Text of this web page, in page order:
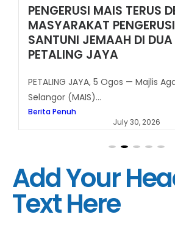
PENGERUSI MAIS TERUS
MASYARAKAT
SANTUNI JEMAAH DI
PETALING JAYA
PETALING JAYA, 5 Ogos — Majlis
Selangor (MAIS)...
Berita Penuh
July 30, 2026
Add Your
Text Here